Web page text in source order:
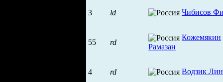
3 ld Чибисов
55 rd
Кожемякин
Рамазан
4 rd Водзик